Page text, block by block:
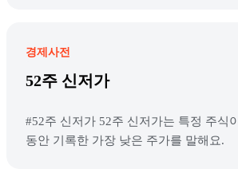
경제사전
52주 신저가
#52주 신저가 52주 신저가는 특정 주식
동안 기록한 가장 낮은 주가를 말해요.